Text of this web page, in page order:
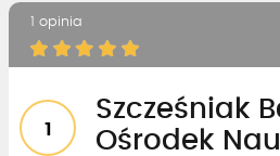
1 opinia
1
Szcześniak
Ośrodek